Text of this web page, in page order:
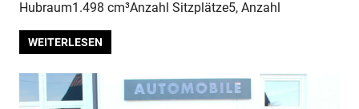
Hubraum1.498 cm³Anzahl Sitzplätze5, Anzahl
WEITERLESEN